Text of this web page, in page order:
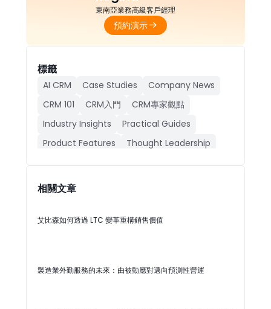
東南亞業務高級客戶經理
預約演示
標籤
AI CRM Case Studies
Company News
CRM 101
CRM入門
CRM專家觀點
Industry Insights
Practical Guides
Product Features
Thought Leadership
行業動態
相關文章
艾比森如何透過 LTC 變革重構銷售價值
製造業外勤服務的未來：由被動應對邁向預測性營運